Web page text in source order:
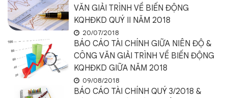
VĂN GIẢI TRÌNH VỀ BIẾN ĐỘNG
KQHĐKD QUÝ II NĂM 2018
20/07/2018
BÁO CÁO TÀI CHÍNH GIỮA NIÊN ĐỘ &
CÔNG VĂN GIẢI TRÌNH VỀ BIẾN ĐỘNG
KQHĐKD GIỮA NĂM 2018
09/08/2018
BÁO CÁO TÀI CHÍNH QUÝ 3/2018 &